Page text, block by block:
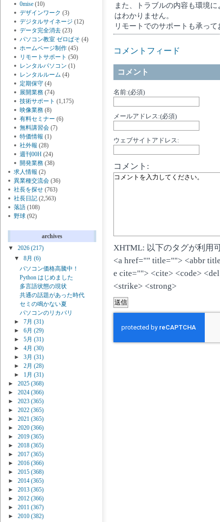
0mise (10)
デザインワーク (3)
デジタルサイネージ (12)
データ完全消去 (23)
パソコン教室 ゼロぱそ (4)
ホームページ制作 (45)
リモートサポート (50)
レンタルパソコン (1)
レンタルルーム (4)
定期保守 (4)
展開業務 (74)
技術サポート (1,175)
映像業務 (8)
有料セミナー (6)
無料講習会 (7)
特価情報 (1)
社外報 (28)
週刊00H (24)
開発業務 (38)
求人情報 (2)
異業種交流会 (36)
社長を探せ (763)
社長日記 (2,563)
落語 (108)
野球 (92)
archives
▼
2026 (217)
▼
8月 (6)
パソコン価格高騰中！
Python はじめました
多言語状態の現状
共通の話題があった時代
セミの鳴かない夏
パソコンのリカバリ
►
7月 (31)
►
6月 (29)
►
5月 (31)
►
4月 (30)
►
3月 (31)
►
2月 (28)
►
1月 (31)
►
2025 (368)
►
2024 (366)
►
2023 (365)
►
2022 (365)
►
2021 (365)
►
2020 (366)
►
2019 (365)
►
2018 (365)
►
2017 (365)
►
2016 (366)
►
2015 (368)
►
2014 (365)
►
2013 (365)
►
2012 (366)
►
2011 (367)
►
2010 (382)
また、トラブルの内容も環境
はわかりません。
リモートでのサポートも承っ
コメントフィード
コメント
名前:(必須)
メールアドレス:(必須)
ウェブサイトアドレス:
コメント:
XHTML: 以下のタグが利用
<a href="" title=""> <abbr
e cite=""> <cite> <code>
<strike> <strong>